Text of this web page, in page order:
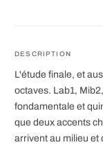
DESCRIPTION
L'étude finale, et
octaves. Lab1,
fondamentale et
que deux accents
arrivent au milieu et